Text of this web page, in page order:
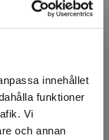
innehållet
funktioner
Vi
och annan
fler varianter